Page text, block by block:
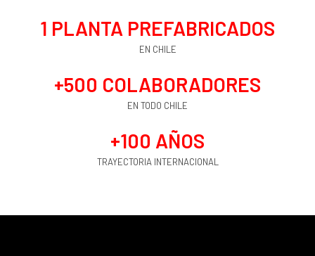
EN CHILE
1 PLANTA PREFABRICADOS
EN TODO CHILE
+500 COLABORADORES
TRAYECTORIA INTERNACIONAL
+100 AÑOS